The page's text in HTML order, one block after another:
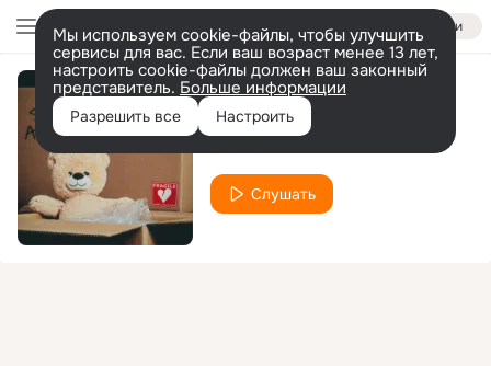
Войти
Мы используем cookie-файлы, чтобы улучшить
сервисы для вас. Если ваш возраст менее 13 лет,
настроить cookie-файлы должен ваш законный
представитель. Больше информации
Разрешить все Настроить
Tiempo Sin Verte
Слушать